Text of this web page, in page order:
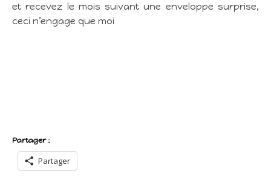
et recevez le mois suivant une enveloppe surprise,
ceci n’engage que moi
Partager :
Partager